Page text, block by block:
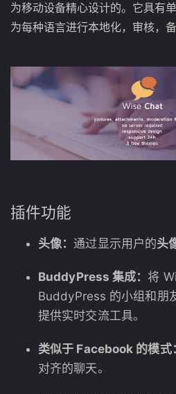
为移动设备精心设计的。它具有
为每种语言进行本地化，审核，
插件功能
头像：通过显示用户的头
BuddyPress 集成： 将
BuddyPress 的小组和朋
提供实时交流工具。
类似于 Facebook 的模式：
对齐的聊天。